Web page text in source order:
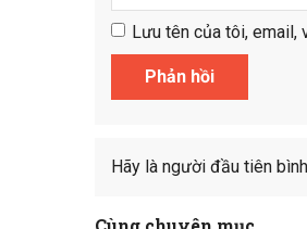
Lưu tên của tôi, email,
Hãy là người đầu tiên